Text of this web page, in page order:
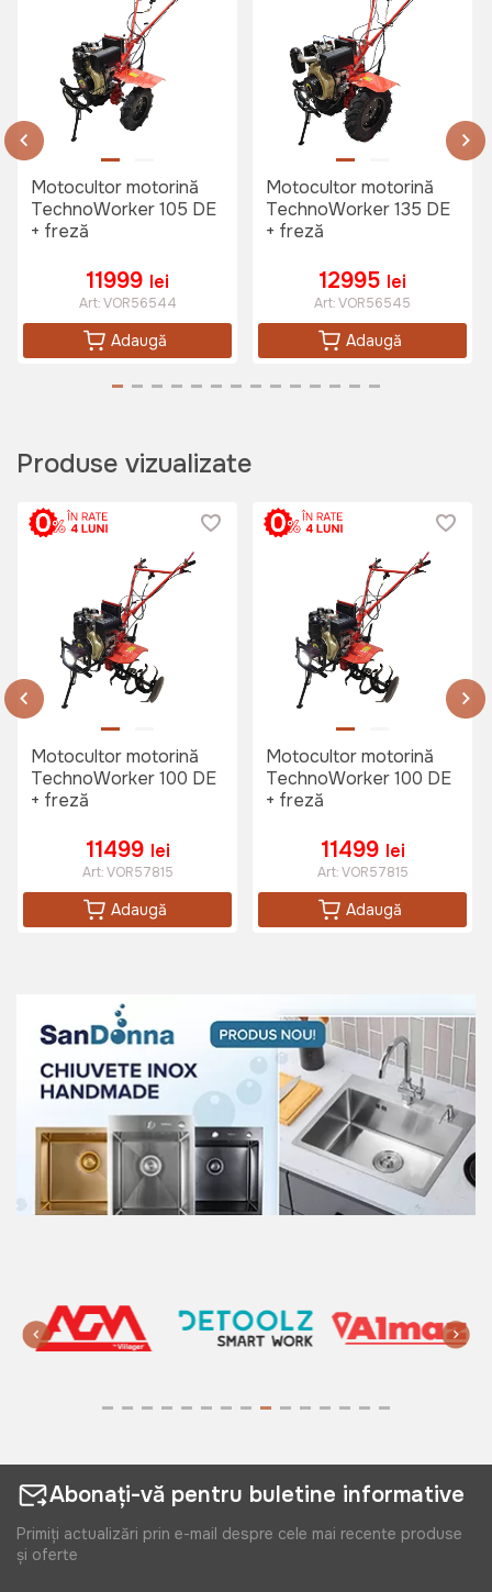
Remorca pentru motocultor
Detoolz (Extensie laterala)
Art:
7500 lei
5999 lei
Semanatoare pentru motocultor
DKD (3 rinduri)
Art:VOR57038
2950 lei
Art:050940
125 lei
Motocultor motorină
TechnoWorker 105 DE
+ freză
11999 lei
Art:VOR56544
Adaugă
Motocultor motorină
TechnoWorker 135 DE
+ freză
12995 lei
Art:VOR56545
Adaugă
Produse vizualizate
Motocultor motorină
TechnoWorker 100 DE
+ freză
11499 lei
Art:VOR57815
Adaugă
Motocultor motorină
TechnoWorker 100 DE
+ freză
11499 lei
Art:VOR57815
Adaugă
Abonați-vă pentru buletine informative
Primiți actualizări prin e-mail despre cele mai recente produse
și oferte